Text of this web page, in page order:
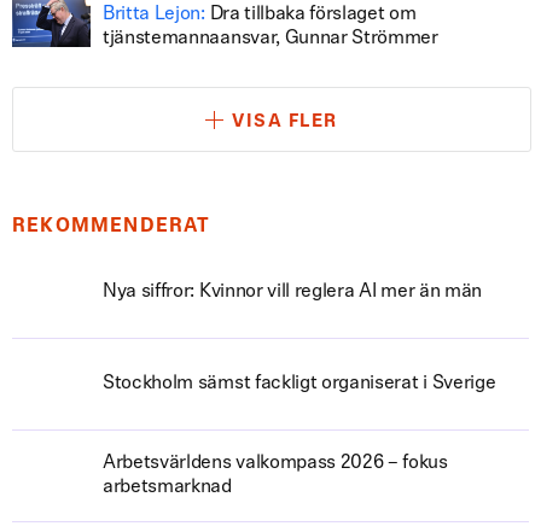
Britta Lejon: Dra tillbaka förslaget om
tjänstemannaansvar, Gunnar Strömmer
VISA FLER
REKOMMENDERAT
Nya siffror: Kvinnor vill reglera AI mer än män
Stockholm sämst fackligt organiserat i Sverige
Arbetsvärldens valkompass 2026 – fokus
arbetsmarknad